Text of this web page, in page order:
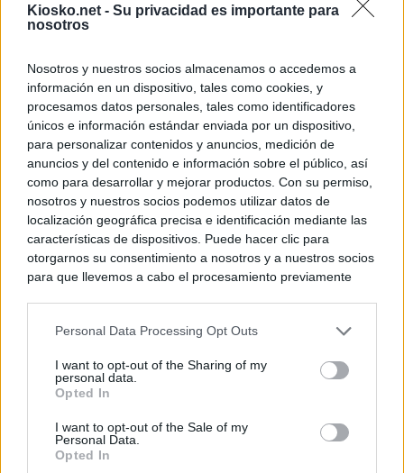
Kiosko.net - Su privacidad es importante para
nosotros
Nosotros y nuestros socios almacenamos o accedemos a
información en un dispositivo, tales como cookies, y
procesamos datos personales, tales como identificadores
únicos e información estándar enviada por un dispositivo,
para personalizar contenidos y anuncios, medición de
anuncios y del contenido e información sobre el público, así
como para desarrollar y mejorar productos. Con su permiso,
nosotros y nuestros socios podemos utilizar datos de
localización geográfica precisa e identificación mediante las
características de dispositivos. Puede hacer clic para
otorgarnos su consentimiento a nosotros y a nuestros socios
para que llevemos a cabo el procesamiento previamente
negar su consentimiento. Tenga en cuenta que algún
de su consentimiento, pero usted tiene el derecho de
rechazar tal procesamiento. Sus preferencias se aplicarán
cualquier momento entrando de nuevo en este sitio web o
visitando nuestra política de privacidad.
Personal Data Processing Opt Outs
I want to opt-out of the Sharing of my
personal data.
Opted In
I want to opt-out of the Sale of my
Personal Data.
Opted In